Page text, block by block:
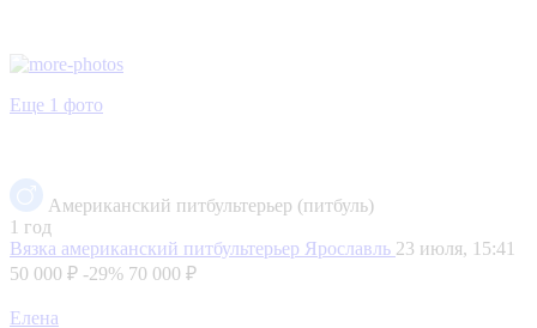
Еще 1 фото
Американский питбультерьер (питбуль)
1 год
Вязка американский питбультерьер Ярославль 23 июля, 15:41
50 000 ₽ -29% 70 000 ₽
Елена